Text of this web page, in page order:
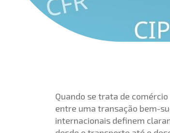
Quando se trata de
entre uma transação bem-
internacionais definem